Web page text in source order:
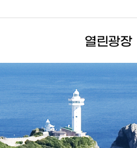
열린광장